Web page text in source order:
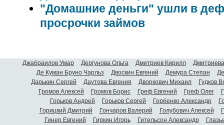
"Домашние деньги" ушли в
просрочки займов
Джабраилов Умар Дергунова Ольга Дмитриев Кирилл
Де Куман Бруно Чарльз
Двоскин Евгений Демура Степан
Дарькин Сергей
Даутова Евгения Дворкович Михаил
Гудков
Громов Алексей
Громов Борис Греф Евгений Греф Олег
Горьков Андрей
Горьков Сергей Горбенко Александр
Горицкий Дмитрий
Гончаров Валерий Голубович Алексей
Гинер Евгений
Гиркин Игорь Гительсон Александр